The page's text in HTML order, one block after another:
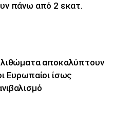
πάνω από 2 εκατ.
αποκαλύπτουν
Ευρωπαίοι ίσως